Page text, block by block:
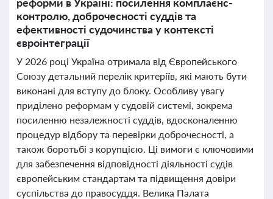
контролю, доброчесності суддів та
ефективності судочинства у контексті
євроінтеграції
У 2026 році Україна отримала від Європейського
Союзу детальний перелік критеріїв, які мають бути
виконані для вступу до блоку. Особливу увагу
приділено реформам у судовій системі, зокрема
посиленню незалежності суддів, вдосконаленню
процедур відбору та перевірки доброчесності, а
також боротьбі з корупцією. Ці вимоги є ключовими
для забезпечення відповідності діяльності судів
європейським стандартам та підвищення довіри
суспільства до правосуддя. Велика Палата